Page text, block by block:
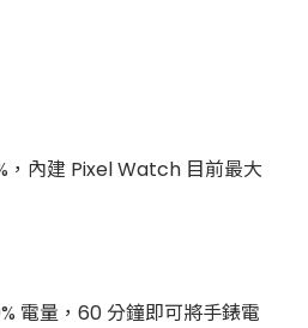
內建 Pixel Watch 目前最大
電量，60 分鐘即可將手錶電